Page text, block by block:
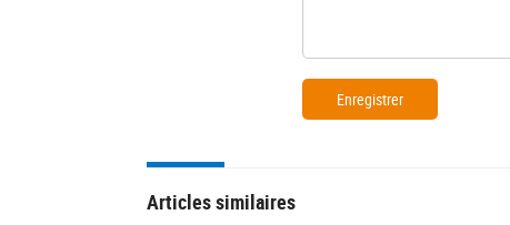
Articles similaires